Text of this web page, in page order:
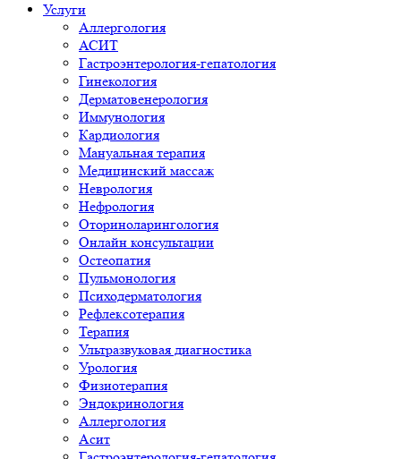
Услуги
Аллергология
АСИТ
Гастроэнтерология-гепатология
Гинекология
Дерматовенерология
Иммунология
Кардиология
Мануальная терапия
Медицинский массаж
Неврология
Нефрология
Оториноларингология
Онлайн консультации
Остеопатия
Пульмонология
Психодерматология
Рефлексотерапия
Терапия
Ультразвуковая диагностика
Урология
Физиотерапия
Эндокринология
Аллергология
Асит